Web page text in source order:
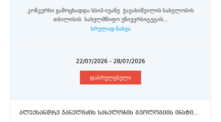
კონკურსი გამოცხადდა სსიპ-ივანე ჯავახიშვილის სახელობის
თბილისის სახელმწიფო უნივერსიტეტის...
სრულად ნახვა
22/07/2026 - 28/07/2026
დასრულებული
ალექსანდრე ჯანელიძის სახელობის გეოლოგიის ინსტიტუტი - მთავარი მეცნიერი თანამშრომელი, უფროსი მეცნიერი თანამშრომელი